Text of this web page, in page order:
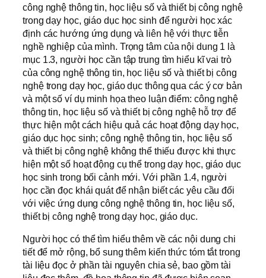
công nghệ thông tin, học liệu số và thiết bị công nghệ
trong dạy học, giáo dục học sinh để người học xác
định các hướng ứng dụng và liên hệ với thực tiễn
nghề nghiệp của mình. Trọng tâm của nội dung 1 là
mục 1.3, người học cần tập trung tìm hiểu kĩ vai trò
của công nghệ thông tin, học liệu số và thiết bị công
nghệ trong dạy học, giáo dục thông qua các ý cơ bản
và một số ví dụ minh họa theo luận điểm: công nghệ
thông tin, học liệu số và thiết bị công nghệ hỗ trợ để
thực hiện một cách hiệu quả các hoạt động dạy học,
giáo dục học sinh; công nghệ thông tin, học liệu số
và thiết bị công nghệ không thể thiếu được khi thực
hiện một số hoạt động cụ thể trong dạy học, giáo dục
học sinh trong bối cảnh mới. Với phần 1.4, người
học cần đọc khái quát để nhận biết các yêu cầu đối
với việc ứng dụng công nghệ thông tin, học liệu số,
thiết bị công nghệ trong dạy học, giáo dục.
Người học có thể tìm hiểu thêm về các nội dung chi
tiết để mở rộng, bổ sung thêm kiến thức tóm tắt trong
tài liệu đọc ở phần tài nguyên chia sẻ, bao gồm tài